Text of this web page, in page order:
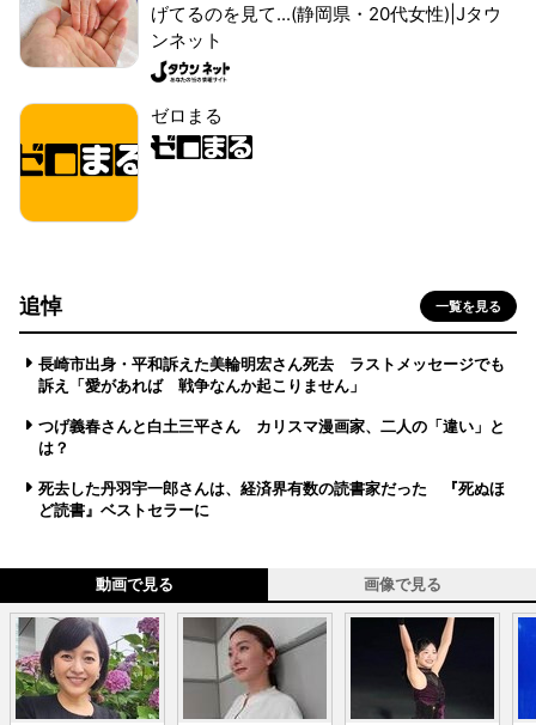
げてるのを見て...(静岡県・20代女性)|Jタウ
ンネット
ゼロまる
追悼 一覧を見る
長崎市出身・平和訴えた美輪明宏さん死去 ラストメッセージでも
訴え「愛があれば 戦争なんか起こりません」
つげ義春さんと白土三平さん カリスマ漫画家、二人の「違い」と
は？
死去した丹羽宇一郎さんは、経済界有数の読書家だった 『死ぬほ
ど読書』ベストセラーに
動画で見る 画像で見る